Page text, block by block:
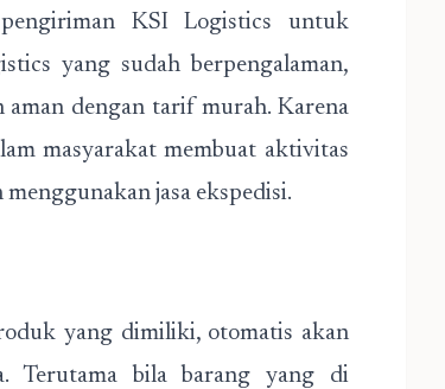
KSI Logistics untuk
yang sudah berpengalaman,
aman dengan tarif murah. Karena
masyarakat membuat aktivitas
jasa ekspedisi.
yang dimiliki, otomatis akan
Terutama bila barang yang di